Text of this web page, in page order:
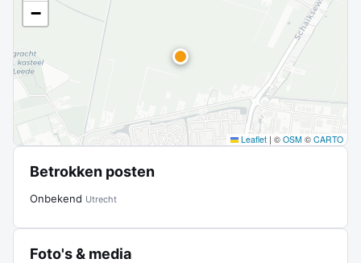
−
Leaflet | © OSM © CARTO
Betrokken posten
Onbekend Utrecht
Foto's & media